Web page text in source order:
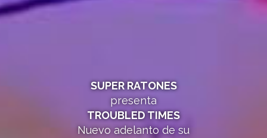
SUPER RATONES
presenta
TROUBLED TIMES
Nuevo adelanto de su